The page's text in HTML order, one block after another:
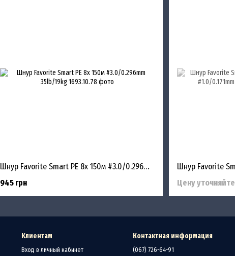
Шнур Favorite Smart PE 8x 150м #3.0/0.296mm 35lb/19kg
945 грн
Цену уточняйте
Клиентам
Вход в личный кабинет
Контактная информация
(067) 726-64-91